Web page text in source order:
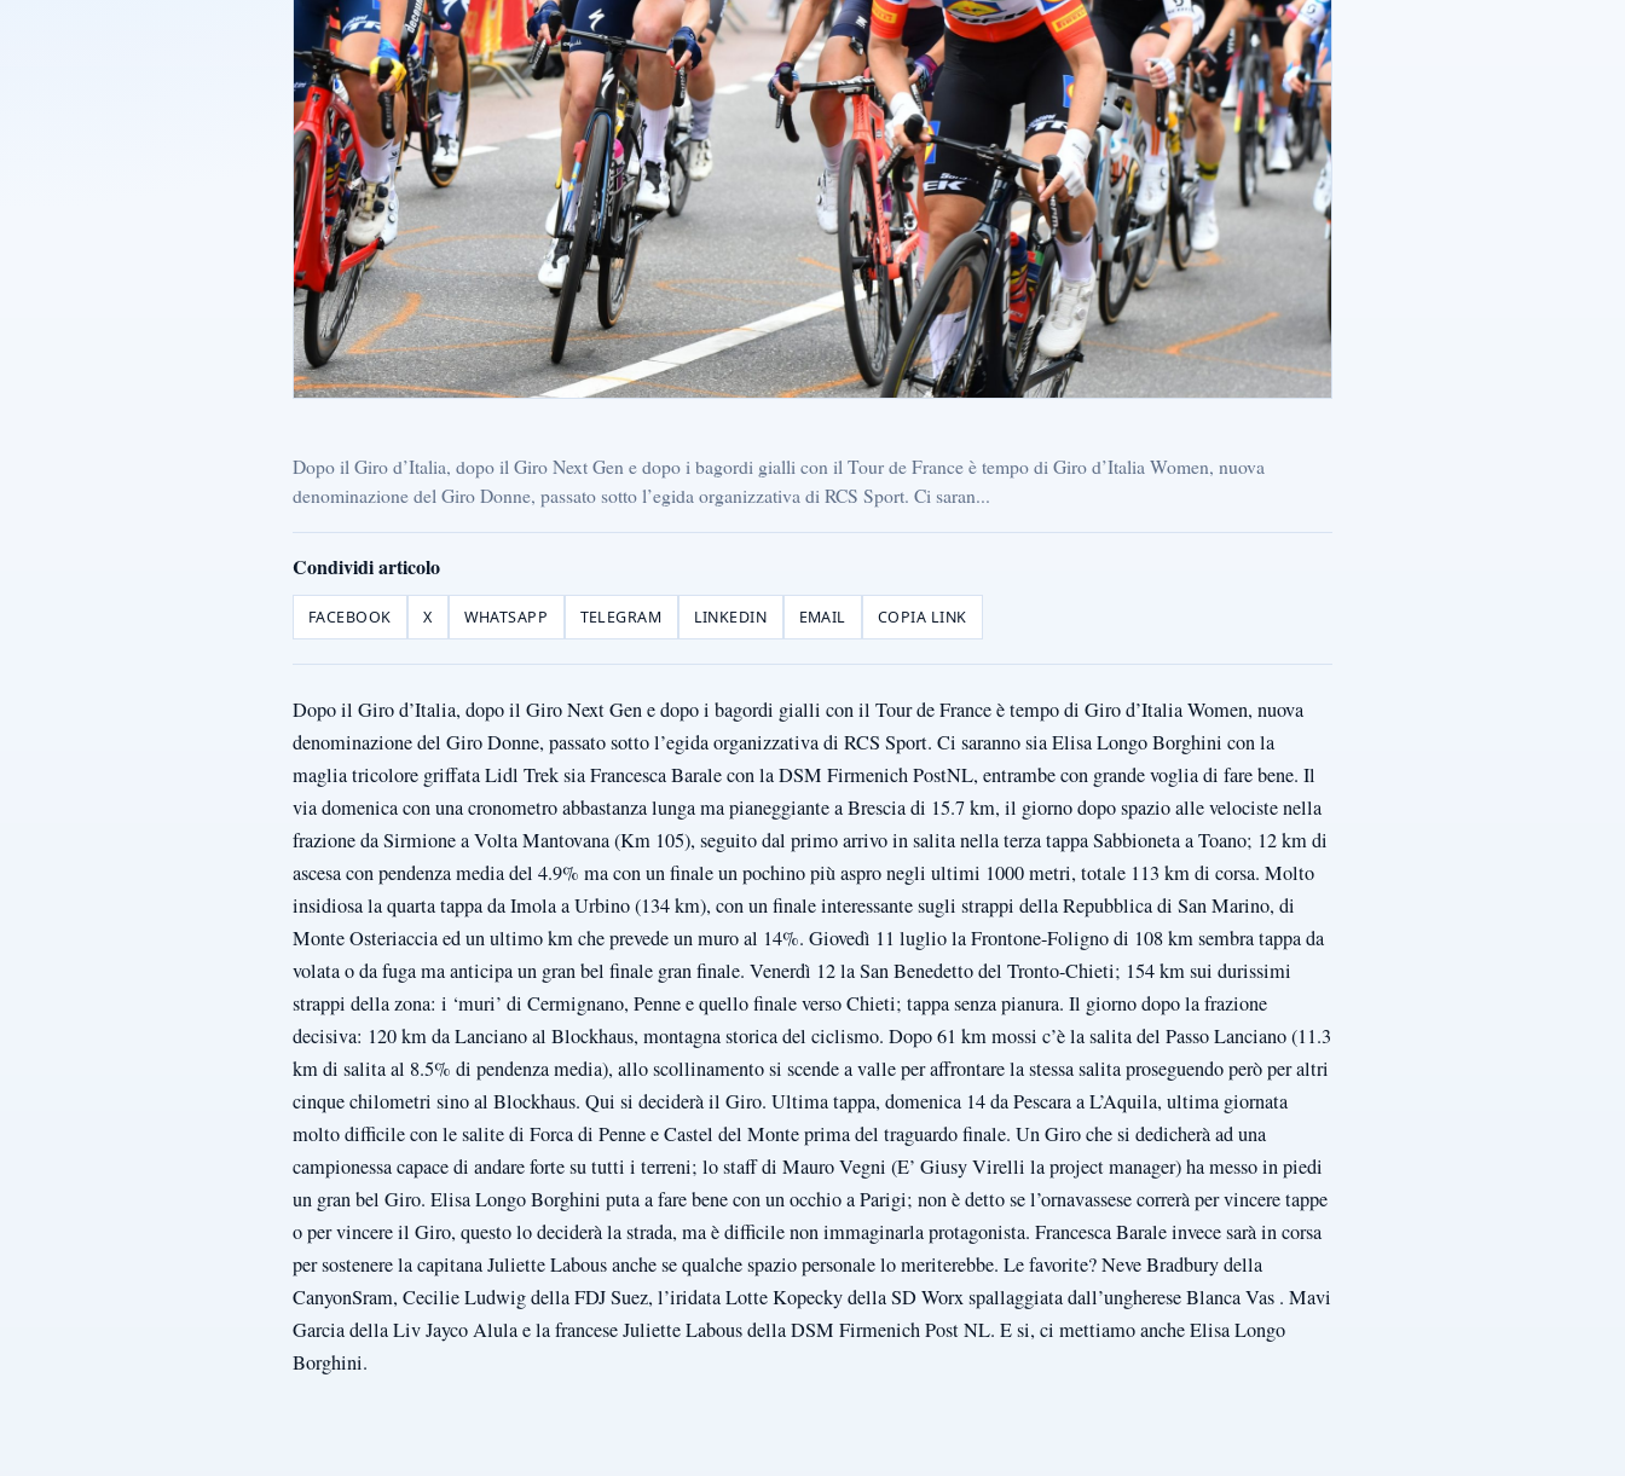
Dopo il Giro d’Italia, dopo il Giro Next Gen e dopo i bagordi gialli con il Tour de France è tempo di Giro d’Italia Women, nuova
denominazione del Giro Donne, passato sotto l’egida organizzativa di RCS Sport. Ci saran...
Condividi articolo
FACEBOOK X WHATSAPP TELEGRAM LINKEDIN EMAIL COPIA LINK
Dopo il Giro d’Italia, dopo il Giro Next Gen e dopo i bagordi gialli con il Tour de France è tempo di Giro d’Italia Women, nuova
denominazione del Giro Donne, passato sotto l’egida organizzativa di RCS Sport. Ci saranno sia Elisa Longo Borghini con la
maglia tricolore griffata Lidl Trek sia Francesca Barale con la DSM Firmenich PostNL, entrambe con grande voglia di fare bene. Il
via domenica con una cronometro abbastanza lunga ma pianeggiante a Brescia di 15.7 km, il giorno dopo spazio alle velociste nella
frazione da Sirmione a Volta Mantovana (Km 105), seguito dal primo arrivo in salita nella terza tappa Sabbioneta a Toano; 12 km di
ascesa con pendenza media del 4.9% ma con un finale un pochino più aspro negli ultimi 1000 metri, totale 113 km di corsa. Molto
insidiosa la quarta tappa da Imola a Urbino (134 km), con un finale interessante sugli strappi della Repubblica di San Marino, di
Monte Osteriaccia ed un ultimo km che prevede un muro al 14%. Giovedì 11 luglio la Frontone-Foligno di 108 km sembra tappa da
volata o da fuga ma anticipa un gran bel finale gran finale. Venerdì 12 la San Benedetto del Tronto-Chieti; 154 km sui durissimi
strappi della zona: i ‘muri’ di Cermignano, Penne e quello finale verso Chieti; tappa senza pianura. Il giorno dopo la frazione
decisiva: 120 km da Lanciano al Blockhaus, montagna storica del ciclismo. Dopo 61 km mossi c’è la salita del Passo Lanciano (11.3
km di salita al 8.5% di pendenza media), allo scollinamento si scende a valle per affrontare la stessa salita proseguendo però per altri
cinque chilometri sino al Blockhaus. Qui si deciderà il Giro. Ultima tappa, domenica 14 da Pescara a L’Aquila, ultima giornata
molto difficile con le salite di Forca di Penne e Castel del Monte prima del traguardo finale. Un Giro che si dedicherà ad una
campionessa capace di andare forte su tutti i terreni; lo staff di Mauro Vegni (E’ Giusy Virelli la project manager) ha messo in piedi
un gran bel Giro. Elisa Longo Borghini puta a fare bene con un occhio a Parigi; non è detto se l’ornavassese correrà per vincere tappe
o per vincere il Giro, questo lo deciderà la strada, ma è difficile non immaginarla protagonista. Francesca Barale invece sarà in corsa
per sostenere la capitana Juliette Labous anche se qualche spazio personale lo meriterebbe. Le favorite? Neve Bradbury della
CanyonSram, Cecilie Ludwig della FDJ Suez, l’iridata Lotte Kopecky della SD Worx spallaggiata dall’ungherese Blanca Vas . Mavi
Garcia della Liv Jayco Alula e la francese Juliette Labous della DSM Firmenich Post NL. E si, ci mettiamo anche Elisa Longo
Borghini.